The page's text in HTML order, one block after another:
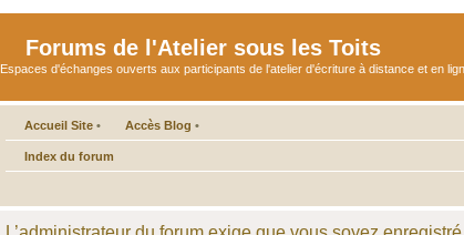
Forums de l'Atelier sous les Toits
Espaces d'échanges ouverts aux participants de l'atelier d'écriture à distance et en
Accueil Site • Accès Blog •
Index du forum